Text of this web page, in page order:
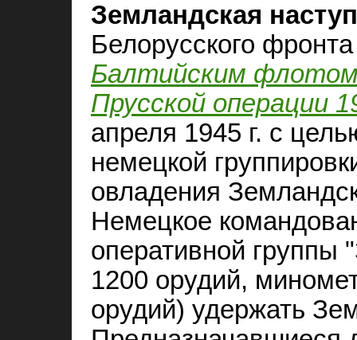
Земландская
Белорусского
Балтийским
Прусской операции
апреля 1945 г. с
немецкой
овладения
Немецкое
оперативной группы
1200 орудий,
орудий) удержать